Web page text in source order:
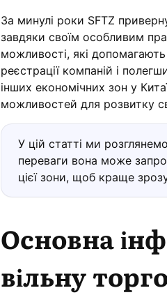
За минулі роки SFTZ
завдяки своїм особливим
можливості, які
реєстрації компаній і
інших економічних зон у
можливостей для розвитку
У цій статті ми
переваги вона може
цієї зони, щоб краще
Основна
вільну